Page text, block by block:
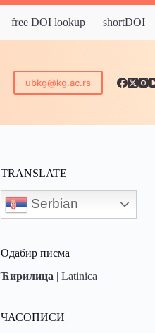
free DOI lookup shortDOI
ubkg@kg.ac.rs
TRANSLATE
Serbian
Одабир писма
Ћирилица |Latinica
ЧАСОПИСИ